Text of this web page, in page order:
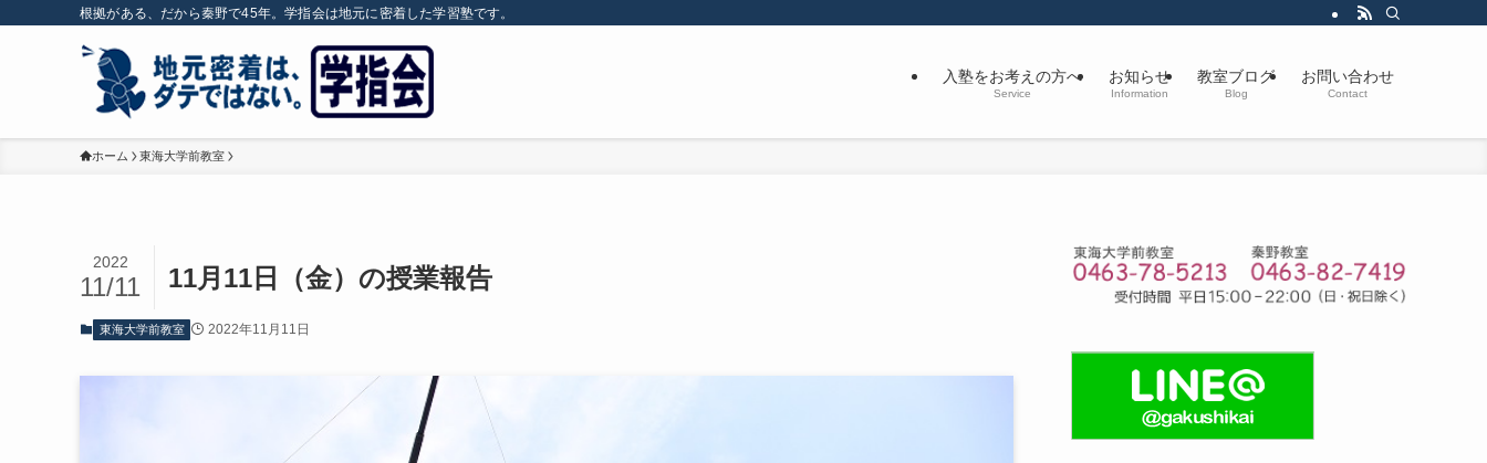
根拠がある、だから秦野で45年。学指会は地元に密着した学習塾です。
入塾をお考えの方へ
Service
お知らせ
Information
教室ブログ
Blog
お問い合わせ
Contact
ホーム 東海大学前教室
11月11日（金）の授業報告
2022
11/11
東海大学前教室 2022年11月11日